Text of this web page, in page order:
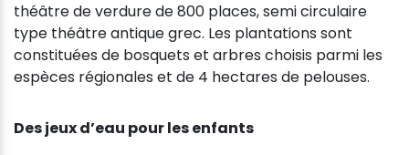
théâtre de verdure de 800 places, semi circulaire
type théâtre antique grec. Les plantations sont
constituées de bosquets et arbres choisis parmi les
espèces régionales et de 4 hectares de pelouses.
Des jeux d’eau pour les enfants